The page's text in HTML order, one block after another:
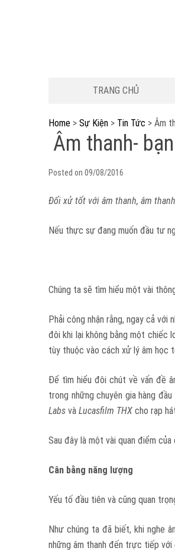
TRANG CHỦ
Home > Sự Kiện > Tin Tức > Âm
Âm thanh-
Posted on 09/08/2016
Đối xử tốt với âm thanh, âm
Nếu thực sự đang muốn đầu tư
Chúng ta sẽ tìm hiểu một vài
Phải công nhận rằng, ngay cả
đôi khi lại không bằng một chiếc
tùy thuộc vào cách xử lý âm học
Để tìm hiểu đôi chút về vấn đề
trong những chuyên gia hàng
Labs và Lucasfilm THX cho rạp
Sau đây là một vài quan điểm
Cân bằng năng lượng
Yếu tố đầu tiên và cũng quan
Như chúng ta đã biết, khi nghe
những âm thanh đến trực tiếp với